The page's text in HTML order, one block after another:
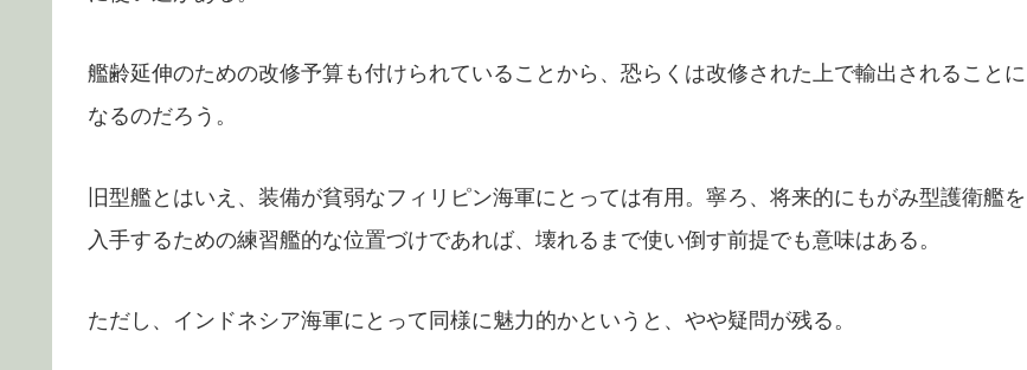
艦齢延伸のための改修予算も付けられていることから、恐らくは改修された上で輸出されることに
なるのだろう。
旧型艦とはいえ、装備が貧弱なフィリピン海軍にとっては有用。寧ろ、将来的にもがみ型護衛艦を
入手するための練習艦的な位置づけであれば、壊れるまで使い倒す前提でも意味はある。
ただし、インドネシア海軍にとって同様に魅力的かというと、やや疑問が残る。